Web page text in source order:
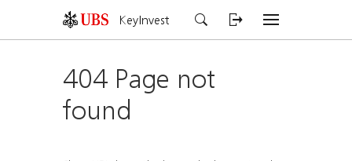
KeyInvest
404 Page not
found